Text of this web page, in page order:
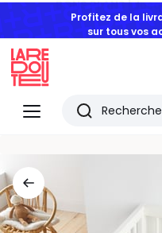
Profitez de la
sur tous vos
Menu
Redoute
Rechercher
consultés